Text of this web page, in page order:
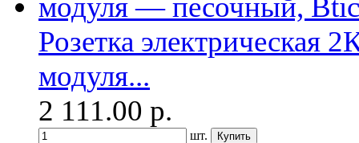
Розетка электрическая
модуля...
2 111.00 р.
шт.